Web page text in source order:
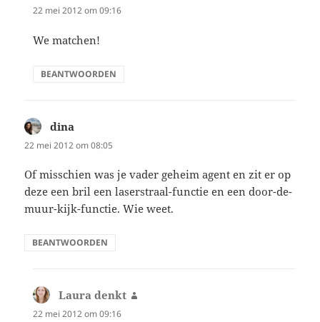
22 mei 2012 om 09:16
We matchen!
BEANTWOORDEN
dina
22 mei 2012 om 08:05
Of misschien was je vader geheim agent en zit er op
deze een bril een laserstraal-functie en een door-de-
muur-kijk-functie. Wie weet.
BEANTWOORDEN
Laura denkt
22 mei 2012 om 09:16